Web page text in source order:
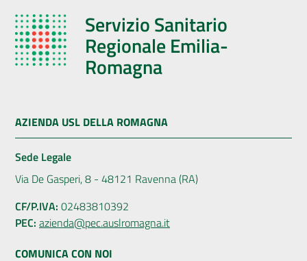
Servizio Sanitario
Regionale Emilia-
Romagna
AZIENDA USL DELLA ROMAGNA
Sede Legale
Via De Gasperi, 8 - 48121 Ravenna (RA)
CF/P.IVA: 02483810392
PEC: azienda@pec.auslromagna.it
COMUNICA CON NOI